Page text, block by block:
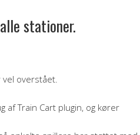
stationer.
overstået.
Train Cart plugin, og kører